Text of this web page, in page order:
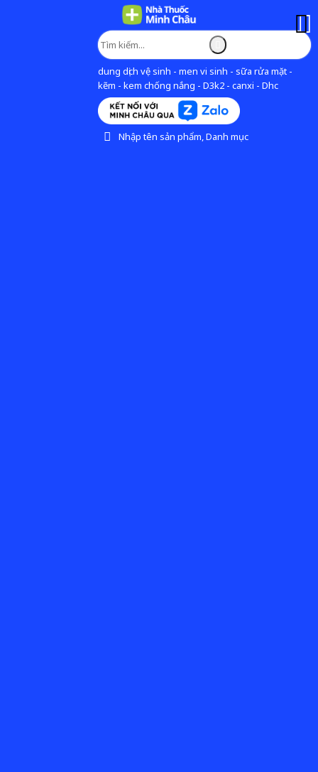
dung dịch vệ sinh - men vi sinh - sữa rửa mặt -
kẽm - kem chống nắng - D3k2 - canxi - Dhc
Nhập tên sản phẩm, Danh mục